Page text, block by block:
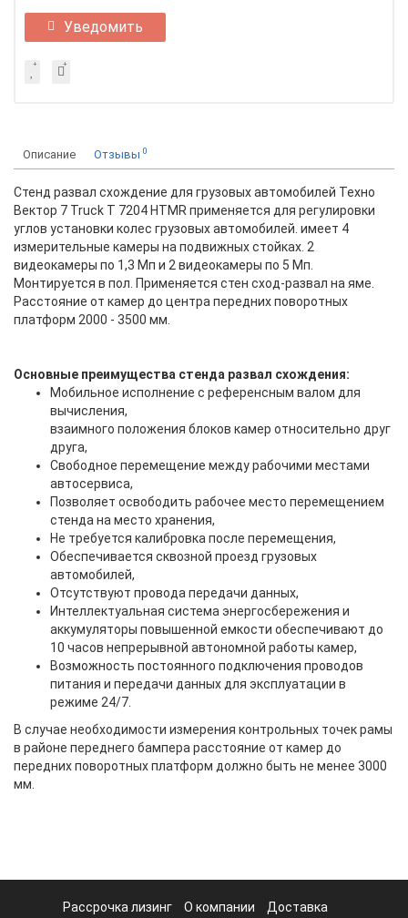
Уведомить
Описание Отзывы 0
Стенд развал схождение для грузовых автомобилей Техно
Вектор 7 Truck T 7204 HTMR применяется для регулировки
углов установки колес грузовых автомобилей. имеет 4
измерительные камеры на подвижных стойках. 2
видеокамеры по 1,3 Мп и 2 видеокамеры по 5 Мп.
Монтируется в пол. Применяется стен сход-развал на яме.
Расстояние от камер до центра передних поворотных
платформ 2000 - 3500 мм.
Основные преимущества стенда развал схождения:
Мобильное исполнение с референсным валом для
вычисления,
взаимного положения блоков камер относительно друг
друга,
Свободное перемещение между рабочими местами
автосервиса,
Позволяет освободить рабочее место перемещением
стенда на место хранения,
Не требуется калибровка после перемещения,
Обеспечивается сквозной проезд грузовых
автомобилей,
Отсутствуют провода передачи данных,
Интеллектуальная система энергосбережения и
аккумуляторы повышенной емкости обеспечивают до
10 часов непрерывной автономной работы камер,
Возможность постоянного подключения проводов
питания и передачи данных для эксплуатации в
режиме 24/7.
В случае необходимости измерения контрольных точек рамы
в районе переднего бампера расстояние от камер до
передних поворотных платформ должно быть не менее 3000
мм.
Рассрочка лизинг О компании Доставка